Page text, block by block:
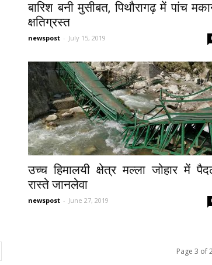
बारिश बनी मुसीबत, पिथौरागढ़ में पांच
क्षतिग्रस्त
newspost - July 15, 2019
उच्च हिमालयी क्षेत्र मल्ला जोहार में
रास्ते जानलेवा
newspost - June 27, 2019
Page 3 of